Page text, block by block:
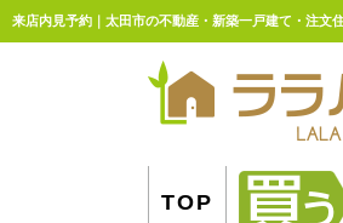
来店内見予約｜太田市の不動産・新築一戸建て・注文
TOP